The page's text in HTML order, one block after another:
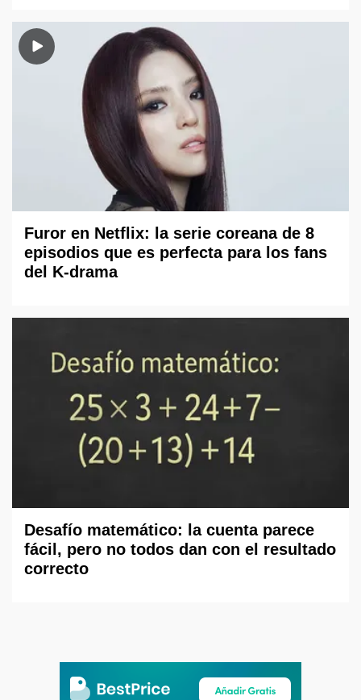
Furor en Netflix: la serie coreana de 8
episodios que es perfecta para los fans
del K-drama
Desafío matemático: la cuenta parece
fácil, pero no todos dan con el resultado
correcto